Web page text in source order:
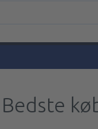
Bedste